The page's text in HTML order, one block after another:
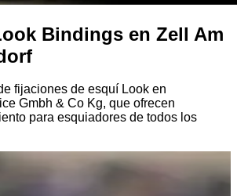
Bindings en Zell Am
fijaciones de esquí Look en
Gmbh & Co Kg, que ofrecen
para esquiadores de todos los